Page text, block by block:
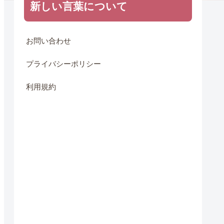
新しい言葉について
お問い合わせ
プライバシーポリシー
利用規約